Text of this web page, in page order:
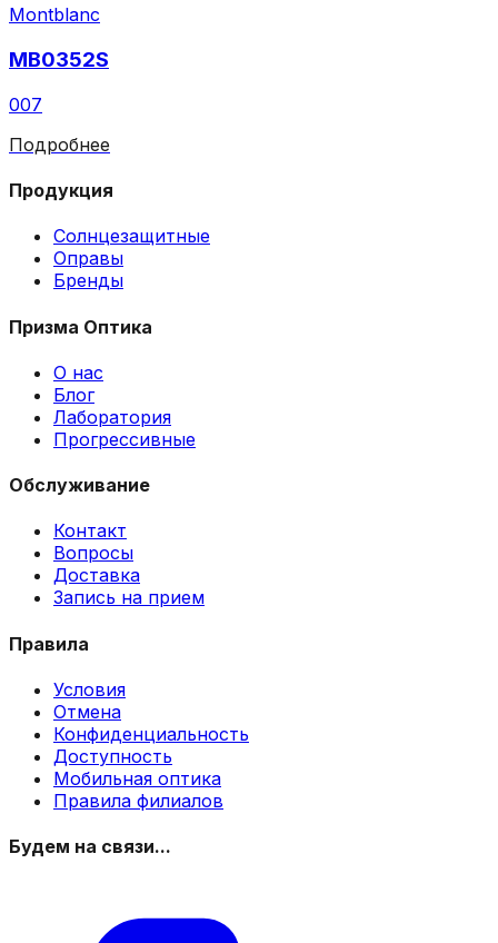
Montblanc
MB0352S
007
Подробнее
Продукция
Солнцезащитные
Оправы
Бренды
Призма Оптика
О нас
Блог
Лаборатория
Прогрессивные
Обслуживание
Контакт
Вопросы
Доставка
Запись на прием
Правила
Условия
Отмена
Конфиденциальность
Доступность
Мобильная оптика
Правила филиалов
Будем на связи...